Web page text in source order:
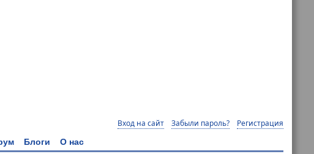
Вход на сайт Забыли пароль? Регистрация
Блоги О нас